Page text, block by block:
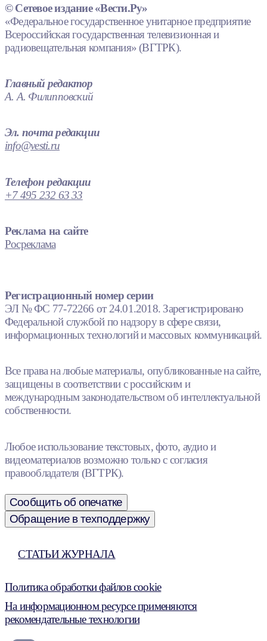
© Сетевое издание «Вести.Ру»
«Федеральное государственное унитарное предприятие
Всероссийская государственная телевизионная и
радиовещательная компания» (ВГТРК).
Главный редактор
А. А. Филипповский
Эл. почта редакции
info@vesti.ru
Телефон редакции
+7 495 232 63 33
Реклама на сайте
Росреклама
Регистрационный номер серии
ЭЛ № ФС 77-72266 от 24.01.2018. Зарегистрировано
Федеральной службой по надзору в сфере связи,
информационных технологий и массовых коммуникаций.
Все права на любые материалы, опубликованные на сайте,
защищены в соответствии с российским и
международным законодательством об интеллектуальной
собственности.
Любое использование текстовых, фото, аудио и
видеоматериалов возможно только с согласия
правообладателя (ВГТРК).
Сообщить об опечатке
Обращение в техподдержку
СТАТЬИ ЖУРНАЛА
Политика обработки файлов cookie
На информационном ресурсе применяются
рекомендательные технологии